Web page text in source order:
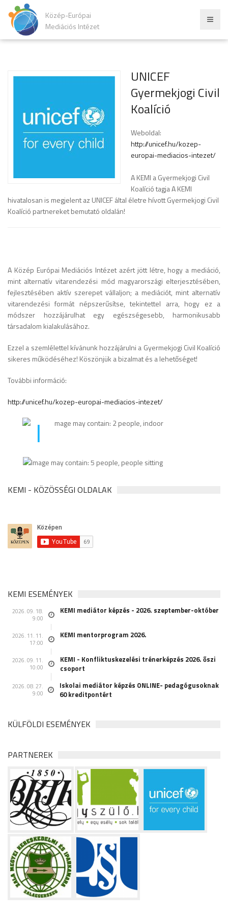
Közép-Európai
Mediációs Intézet
UNICEF
Gyermekjogi Civil
Koalíció
Weboldal:
http://unicef.hu/kozep-
europai-mediacios-intezet/
A KEMI a Gyermekjogi Civil
Koalíció tagja A KEMI
hivatalosan is megjelent az UNICEF által életre hívott Gyermekjogi Civil
Koalíció partnereket bemutató oldalán!
A Közép Európai Mediációs Intézet azért jött létre, hogy a mediáció,
mint alternatív vitarendezési mód magyarországi elterjesztésében,
fejlesztésében aktív szerepet vállaljon; a mediációt, mint alternatív
vitarendezési formát népszerűsítse, tekintettel arra, hogy ez a
módszer hozzájárulhat egy egészségesebb, harmonikusabb
társadalom kialakulásához.
Ezzel a szemlélettel kívánunk hozzájárulni a Gyermekjogi Civil Koalíció
sikeres működéséhez! Köszönjük a bizalmat és a lehetőséget!
További információ:
http://unicef.hu/kozep-europai-mediacios-intezet/
KEMI - KÖZÖSSÉGI OLDALAK
KEMI ESEMÉNYEK
2026. 09. 18.
9:00
KEMI mediátor képzés - 2026. szeptember-október
2026. 11. 11.
17:00
KEMI mentorprogram 2026.
2026. 09. 11.
10:00
KEMI - Konfliktuskezelési trénerképzés 2026. őszi
csoport
2026. 08. 27.
9:00
Iskolai mediátor képzés ONLINE- pedagógusoknak
60 kreditpontért
KÜLFÖLDI ESEMÉNYEK
PARTNEREK